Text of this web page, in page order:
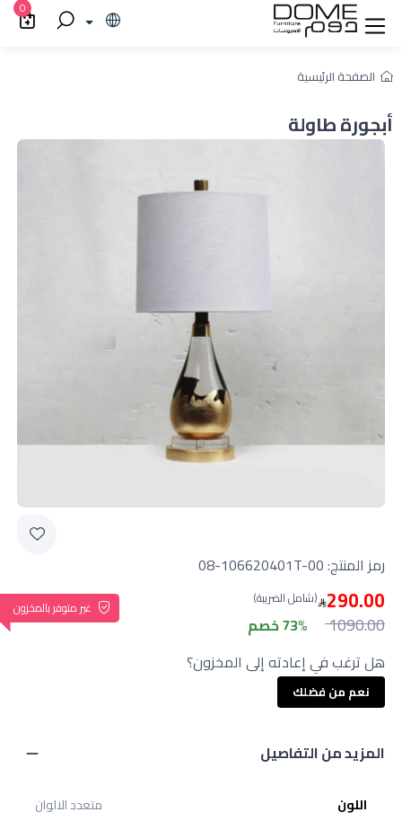
0
الصفحة الرئيسية
أبجورة طاولة
رمز المنتج:08-106620401T-00
غير متوفر بالمخزون 290.00 (شامل الضريبة)
1090.00
73% خصم
هل ترغب في إعادته إلى المخزون؟
نعم من فضلك
المزيد من التفاصيل
اللون
متعدد الالوان